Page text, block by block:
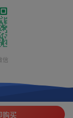
信
购买